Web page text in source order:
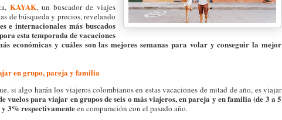
KAYAK, un buscador de viajes
de búsqueda y precios, revelando
e internacionales más buscados
esta temporada de vacaciones
económicas y cuáles son las mejores semanas para volar y conseguir la mejor
en grupo, pareja y familia
si algo harán los viajeros colombianos en estas vacaciones de mitad de año, es viajar
vuelos para viajar en grupos de seis o más viajeros, en pareja y en familia (de 3 a 5
3% respectivamenteen comparación con el pasado año.